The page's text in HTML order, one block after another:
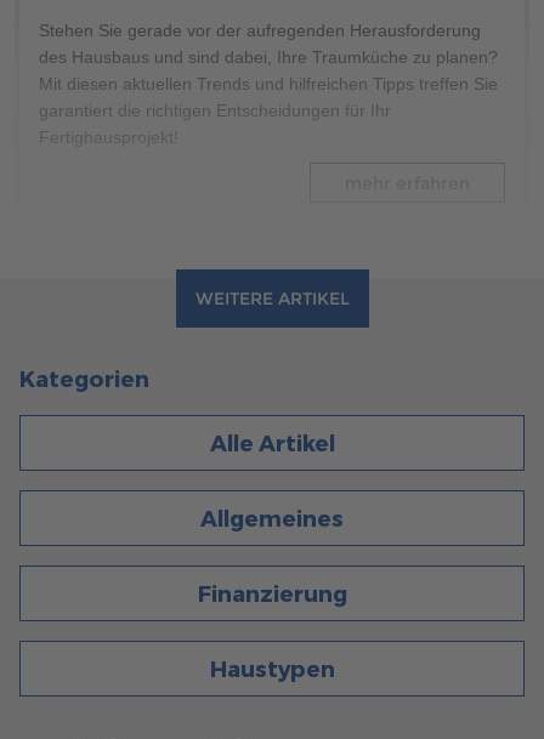
Stehen Sie gerade vor der aufregenden Herausforderung
des Hausbaus und sind dabei, Ihre Traumküche zu planen?
Mit diesen aktuellen Trends und hilfreichen Tipps treffen Sie
garantiert die richtigen Entscheidungen für Ihr
Fertighausprojekt!
WEITERE ARTIKEL
Kategorien
Alle Artikel
Allgemeines
Finanzierung
Haustypen